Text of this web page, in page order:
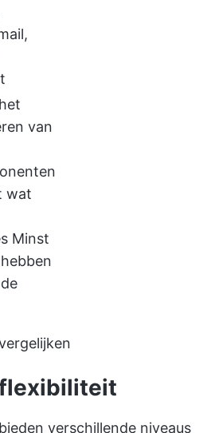
van
wat
Minst
verschillende niveaus